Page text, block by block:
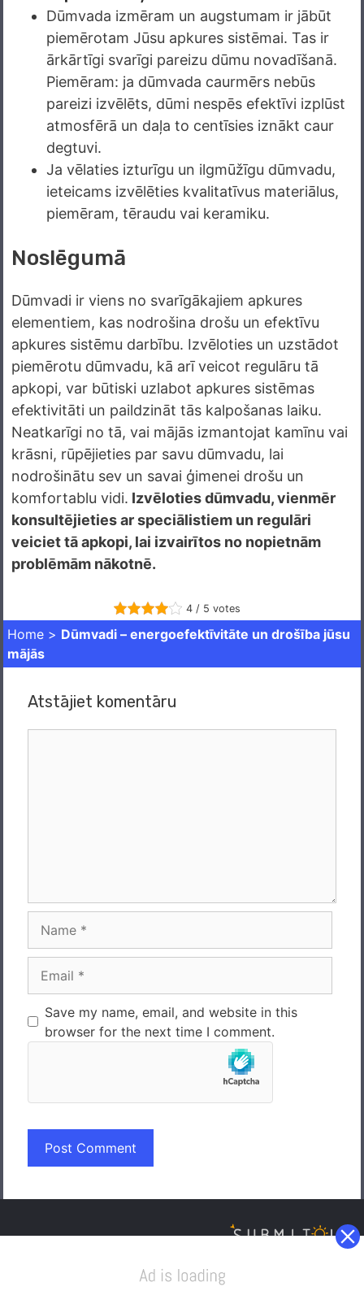
Dūmvada izmēram un augstumam ir jābūt
piemērotam Jūsu apkures sistēmai. Tas ir
ārkārtīgi svarīgi pareizu dūmu novadīšanā.
Piemēram: ja dūmvada caurmērs nebūs
pareizi izvēlēts, dūmi nespēs efektīvi izplūst
atmosfērā un daļa to centīsies iznākt caur
degtuvi.
Ja vēlaties izturīgu un ilgmūžīgu dūmvadu,
ieteicams izvēlēties kvalitatīvus materiālus,
piemēram, tēraudu vai keramiku.
Noslēgumā
Dūmvadi ir viens no svarīgākajiem apkures
elementiem, kas nodrošina drošu un efektīvu
apkures sistēmu darbību. Izvēloties un uzstādot
piemērotu dūmvadu, kā arī veicot regulāru tā
apkopi, var būtiski uzlabot apkures sistēmas
efektivitāti un paildzināt tās kalpošanas laiku.
Neatkarīgi no tā, vai mājās izmantojat kamīnu vai
krāsni, rūpējieties par savu dūmvadu, lai
nodrošinātu sev un savai ģimenei drošu un
komfortablu vidi. Izvēloties dūmvadu, vienmēr
konsultējieties ar speciālistiem un regulāri
veiciet tā apkopi, lai izvairītos no nopietnām
problēmām nākotnē.
4 / 5 votes
Home > Dūmvadi – energoefektīvitāte un drošība jūsu
mājās
Atstājiet komentāru
Save my name, email, and website in this
browser for the next time I comment.